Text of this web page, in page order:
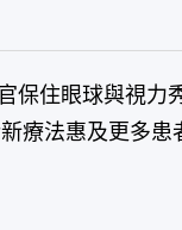
保住眼球與視力
療法惠及更多患